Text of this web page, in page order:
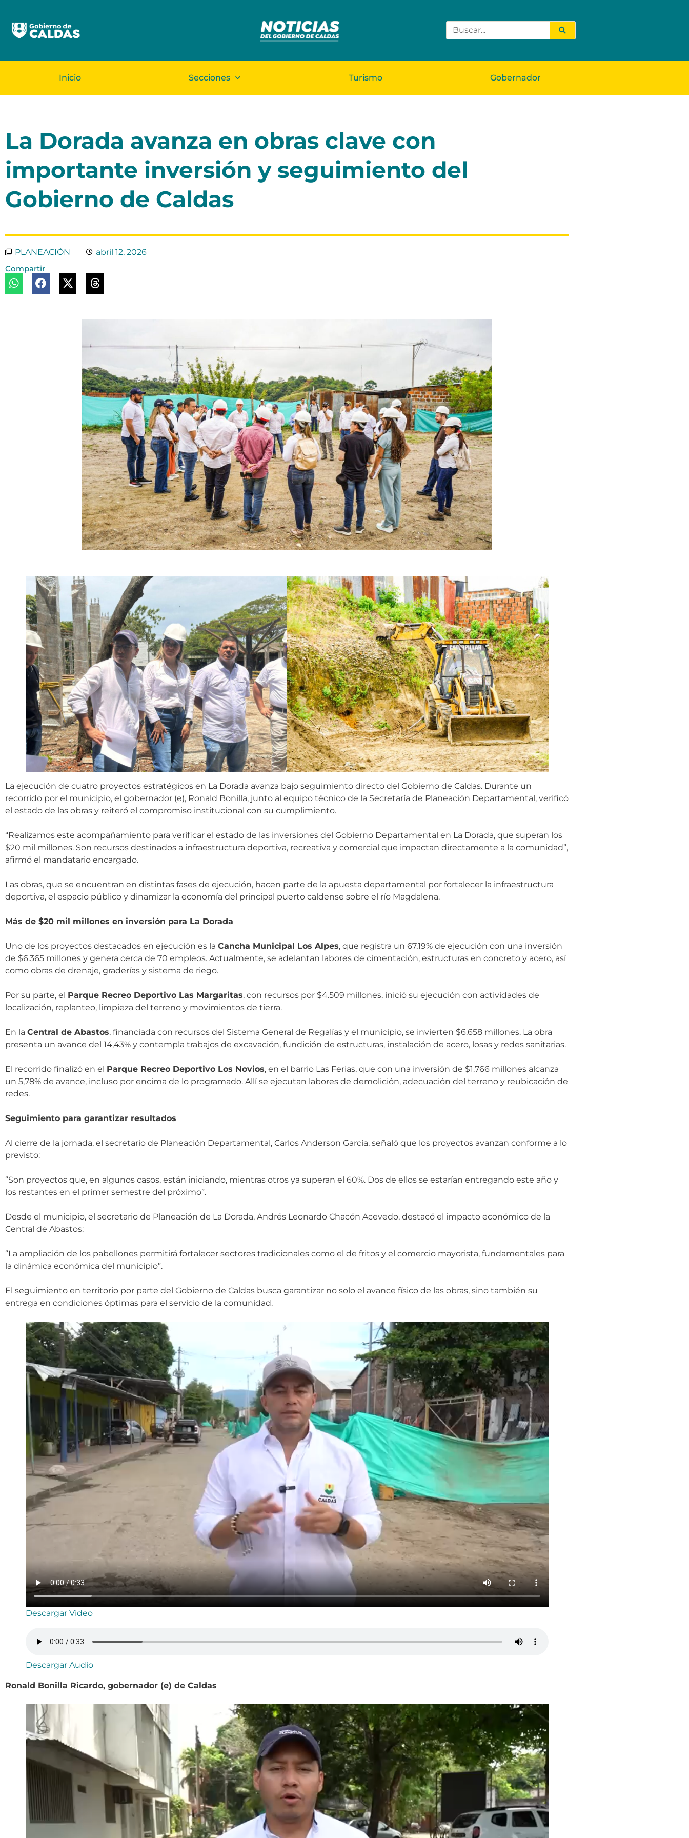
Inicio Secciones Turismo Gobernador
La Dorada avanza en obras clave con
importante inversión y seguimiento del
Gobierno de Caldas
PLANEACIÓN
abril 12, 2026
Compartir
La ejecución de cuatro proyectos estratégicos en La Dorada avanza bajo seguimiento directo del Gobierno de Caldas. Durante un
recorrido por el municipio, el gobernador (e), Ronald Bonilla, junto al equipo técnico de la Secretaría de Planeación Departamental, verificó
el estado de las obras y reiteró el compromiso institucional con su cumplimiento.
“Realizamos este acompañamiento para verificar el estado de las inversiones del Gobierno Departamental en La Dorada, que superan los
$20 mil millones. Son recursos destinados a infraestructura deportiva, recreativa y comercial que impactan directamente a la comunidad”,
afirmó el mandatario encargado.
Las obras, que se encuentran en distintas fases de ejecución, hacen parte de la apuesta departamental por fortalecer la infraestructura
deportiva, el espacio público y dinamizar la economía del principal puerto caldense sobre el río Magdalena.
Más de $20 mil millones en inversión para La Dorada
Uno de los proyectos destacados en ejecución es la Cancha Municipal Los Alpes, que registra un 67,19% de ejecución con una inversión
de $6.365 millones y genera cerca de 70 empleos. Actualmente, se adelantan labores de cimentación, estructuras en concreto y acero, así
como obras de drenaje, graderías y sistema de riego.
Por su parte, el Parque Recreo Deportivo Las Margaritas, con recursos por $4.509 millones, inició su ejecución con actividades de
localización, replanteo, limpieza del terreno y movimientos de tierra.
En la Central de Abastos, financiada con recursos del Sistema General de Regalías y el municipio, se invierten $6.658 millones. La obra
presenta un avance del 14,43% y contempla trabajos de excavación, fundición de estructuras, instalación de acero, losas y redes sanitarias.
El recorrido finalizó en el Parque Recreo Deportivo Los Novios, en el barrio Las Ferias, que con una inversión de $1.766 millones alcanza
un 5,78% de avance, incluso por encima de lo programado. Allí se ejecutan labores de demolición, adecuación del terreno y reubicación de
redes.
Seguimiento para garantizar resultados
Al cierre de la jornada, el secretario de Planeación Departamental, Carlos Anderson García, señaló que los proyectos avanzan conforme a lo
previsto:
“Son proyectos que, en algunos casos, están iniciando, mientras otros ya superan el 60%. Dos de ellos se estarían entregando este año y
los restantes en el primer semestre del próximo”.
Desde el municipio, el secretario de Planeación de La Dorada, Andrés Leonardo Chacón Acevedo, destacó el impacto económico de la
Central de Abastos:
“La ampliación de los pabellones permitirá fortalecer sectores tradicionales como el de fritos y el comercio mayorista, fundamentales para
la dinámica económica del municipio”.
El seguimiento en territorio por parte del Gobierno de Caldas busca garantizar no solo el avance físico de las obras, sino también su
entrega en condiciones óptimas para el servicio de la comunidad.
Descargar Video
Descargar Audio
Ronald Bonilla Ricardo, gobernador (e) de Caldas